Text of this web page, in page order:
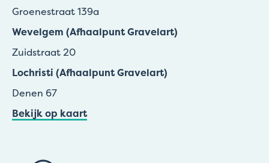
Groenestraat 139a
Wevelgem (Afhaalpunt Gravelart)
Zuidstraat 20
Lochristi (Afhaalpunt Gravelart)
Denen 67
Bekijk op kaart